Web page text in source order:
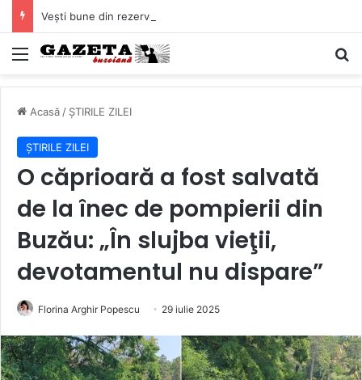
Mediu
Acasă / ȘTIRILE ZILEI
ȘTIRILE ZILEI
O căprioară a fost salvată
de la înec de pompierii din
Buzău: „În slujba vieţii,
devotamentul nu dispare”
Florina Arghir Popescu 29 iulie 2025